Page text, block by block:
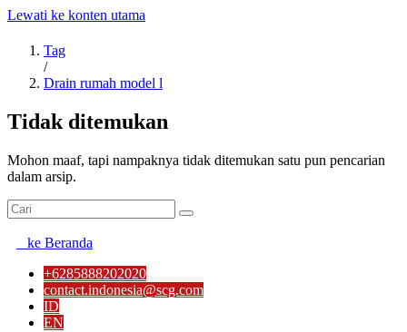
Lewati ke konten utama
Tag
/
Drain rumah model l
Tidak ditemukan
Mohon maaf, tapi nampaknya tidak ditemukan satu pun pencarian
dalam arsip.
ke Beranda
+6285888202020
contact.indonesia@scg.com
ID
EN